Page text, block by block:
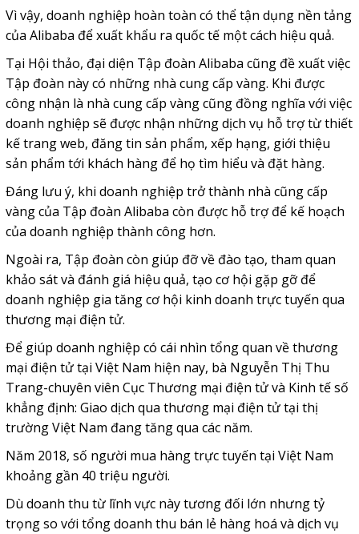
Vì vậy, doanh nghiệp hoàn toàn có thể tận dụng nền tảng
của Alibaba để xuất khẩu ra quốc tế một cách hiệu quả.
Tại Hội thảo, đại diện Tập đoàn Alibaba cũng đề xuất việc
Tập đoàn này có những nhà cung cấp vàng. Khi được
công nhận là nhà cung cấp vàng cũng đồng nghĩa với việc
doanh nghiệp sẽ được nhận những dịch vụ hỗ trợ từ thiết
kế trang web, đăng tin sản phẩm, xếp hạng, giới thiệu
sản phẩm tới khách hàng để họ tìm hiểu và đặt hàng.
Đáng lưu ý, khi doanh nghiệp trở thành nhà cũng cấp
vàng của Tập đoàn Alibaba còn được hỗ trợ để kế hoạch
của doanh nghiệp thành công hơn.
Ngoài ra, Tập đoàn còn giúp đỡ về đào tạo, tham quan
khảo sát và đánh giá hiệu quả, tạo cơ hội gặp gỡ để
doanh nghiệp gia tăng cơ hội kinh doanh trực tuyến qua
thương mại điện tử.
Để giúp doanh nghiệp có cái nhìn tổng quan về thương
mại điện tử tại Việt Nam hiện nay, bà Nguyễn Thị Thu
Trang-chuyên viên Cục Thương mại điện tử và Kinh tế số
khẳng định: Giao dịch qua thương mại điện tử tại thị
trường Việt Nam đang tăng qua các năm.
Năm 2018, số người mua hàng trực tuyến tại Việt Nam
khoảng gần 40 triệu người.
Dù doanh thu từ lĩnh vực này tương đối lớn nhưng tỷ
trọng so với tổng doanh thu bán lẻ hàng hoá và dịch vụ